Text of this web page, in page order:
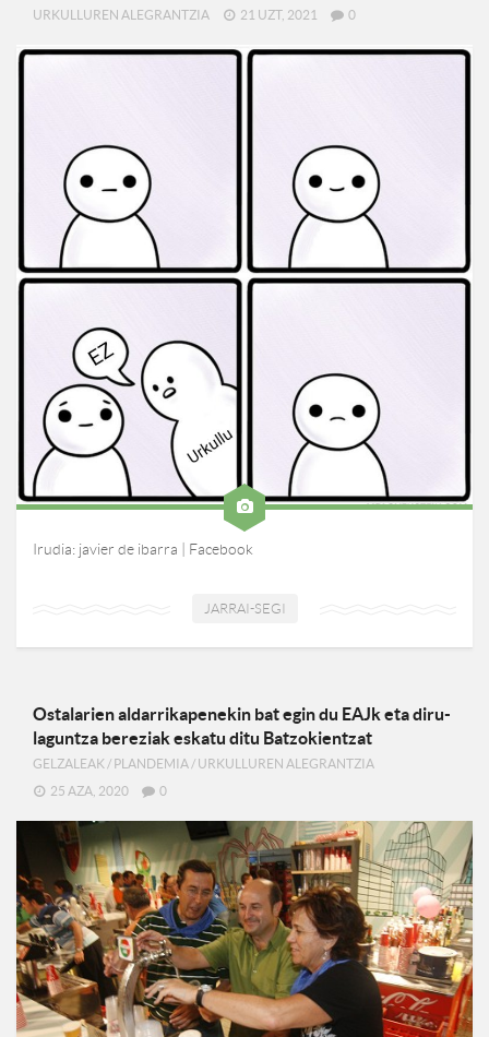
URKULLUREN ALEGRANTZIA 21 UZT, 2021 0
Irudia: javier de ibarra | Facebook
JARRAI-SEGI
Ostalarien aldarrikapenekin bat egin du EAJk eta diru-
laguntza bereziak eskatu ditu Batzokientzat
GELZALEAK / PLANDEMIA / URKULLUREN ALEGRANTZIA
25 AZA, 2020
0